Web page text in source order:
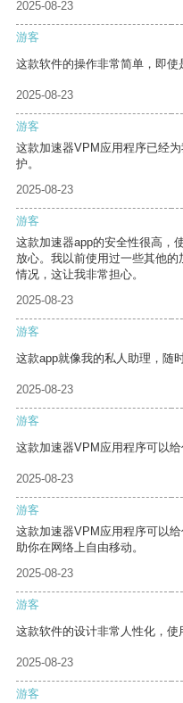
2025-08-23
游客
这款软件的操作非常简单，即使
2025-08-23
游客
这款加速器VPM应用程序已经
护。
2025-08-23
游客
这款加速器app的安全性很高，
放心。我以前使用过一些其他
情况，这让我非常担心。
2025-08-23
游客
这款app就像我的私人助理，随
2025-08-23
游客
这款加速器VPM应用程序可以
2025-08-23
游客
这款加速器VPM应用程序可以
助你在网络上自由移动。
2025-08-23
游客
这款软件的设计非常人性化，使
2025-08-23
游客